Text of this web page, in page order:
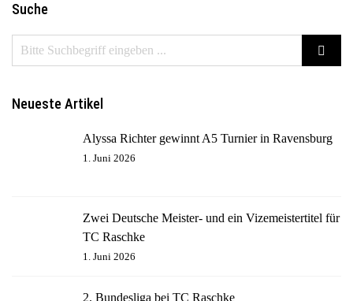
Suche
Neueste Artikel
Alyssa Richter gewinnt A5 Turnier in Ravensburg
1. Juni 2026
Zwei Deutsche Meister- und ein Vizemeistertitel für
TC Raschke
1. Juni 2026
2. Bundesliga bei TC Raschke